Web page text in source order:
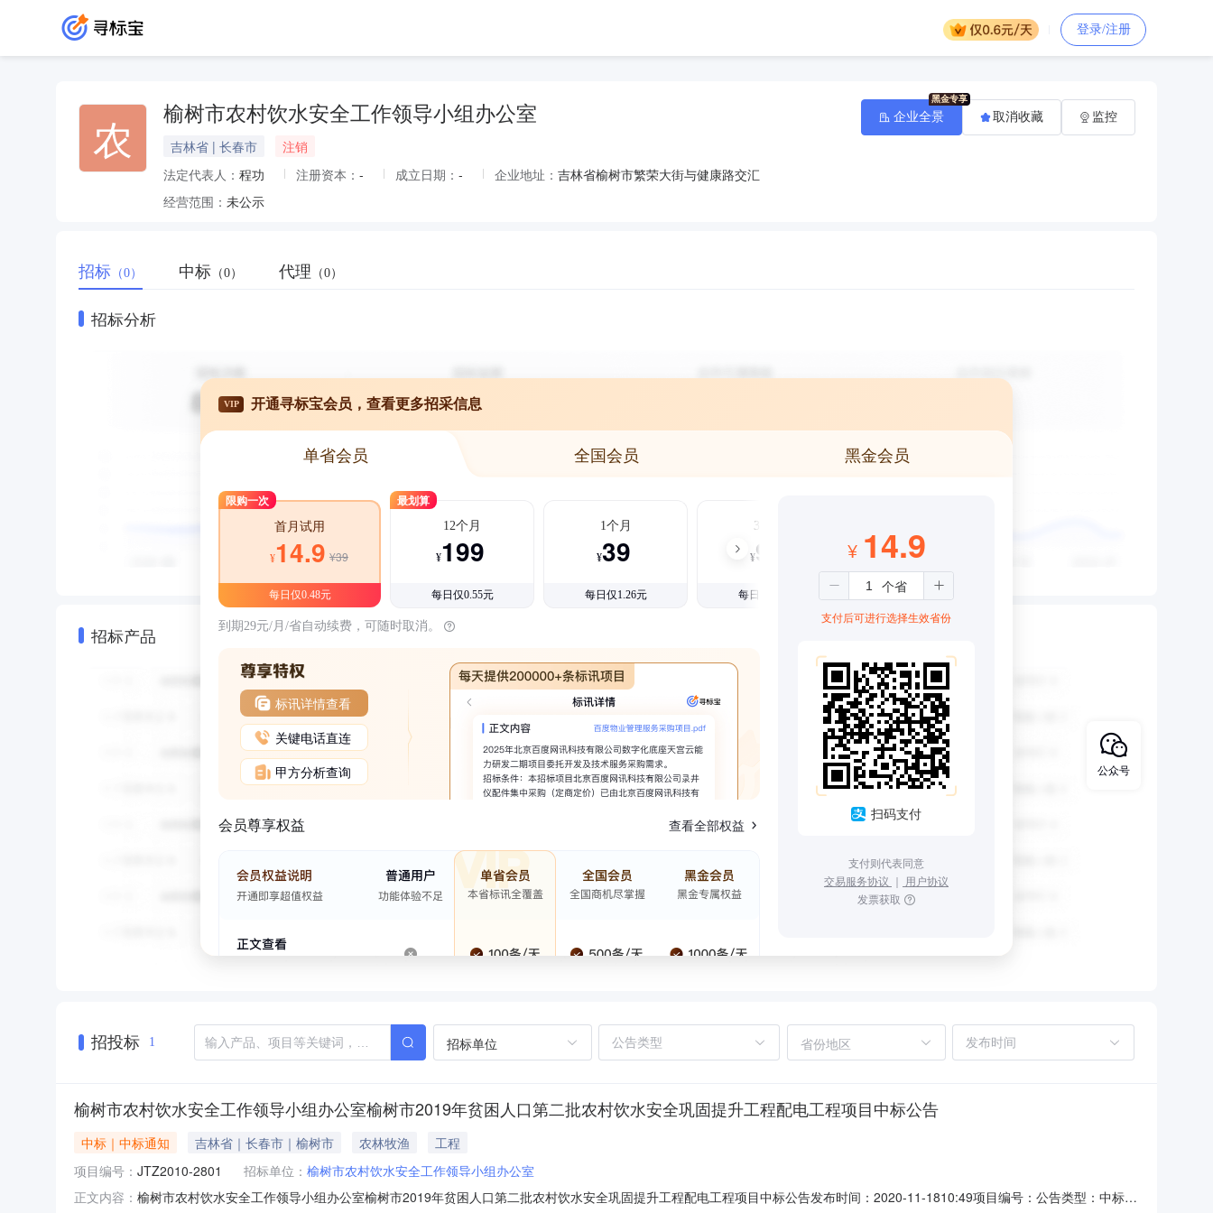
登录/注册
农 榆树市农村饮水安全工作领导小组办公室
吉林省 | 长春市
注销
法定代表人： 程功 注册资本： - 成立日期： - 企业地址： 吉林省榆树市繁荣大街与健康路交汇
经营范围： 未公示
企业全景 取消收藏 监控
招标 （0） 中标 （0） 代理 （0）
招标分析
招标产品
VIP 开通寻标宝会员，查看更多招采信息
单省会员 全国会员 黑金会员
限购一次
首月试用
¥14.9 ¥39
每日仅0.48元
最划算
12个月
¥199
每日仅0.55元
1个月
¥39
每日仅1.26元
3个月
¥99
每日仅1.08元
到期29元/月/省自动续费，可随时取消。
标讯详情查看
关键电话直连
甲方分析查询
会员尊享权益 查看全部权益
¥ 14.9
支付后可进行选择生效省份
扫码支付
支付则代表同意
交易服务协议 ｜ 用户协议
发票获取
招投标 1 招标单位 省份地区
榆树市农村饮水安全工作领导小组办公室榆树市2019年贫困人口第二批农村饮水安全巩固提升工程配电工程项目中标公告
中标｜中标通知 吉林省｜长春市｜榆树市 农林牧渔
工程
项目编号： JTZ2010-2801 招标单位： 榆树市农村饮水安全工作领导小组办公室
正文内容： 榆树市农村饮水安全工作领导小组办公室榆树市2019年贫困人口第二批农村饮水安全巩固提升工程配电工程项目中标公告发布时间：2020-11-1810:49项目编号：公告类型：中标结
公众号